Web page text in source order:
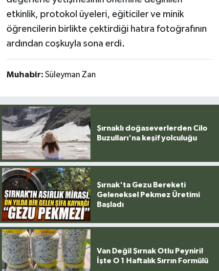
etkinlik, protokol üyeleri, eğiticiler ve minik
öğrencilerin birlikte çektirdiği hatıra fotoğrafının
ardından coşkuyla sona erdi.
Muhabir: Süleyman Zan
Şırnaklı doğaseverlerden Cilo
Buzulları'na keşif yolculuğu
Şırnak'ta Gezu Bereketi
Geleneksel Pekmez Üretimi
Başladı
Van Değil Şırnak Otlu Peyniri!
İşte O 1 Haftalık Sırrın Formülü